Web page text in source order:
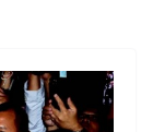
ริ นำส่งอวัยวะ
าช